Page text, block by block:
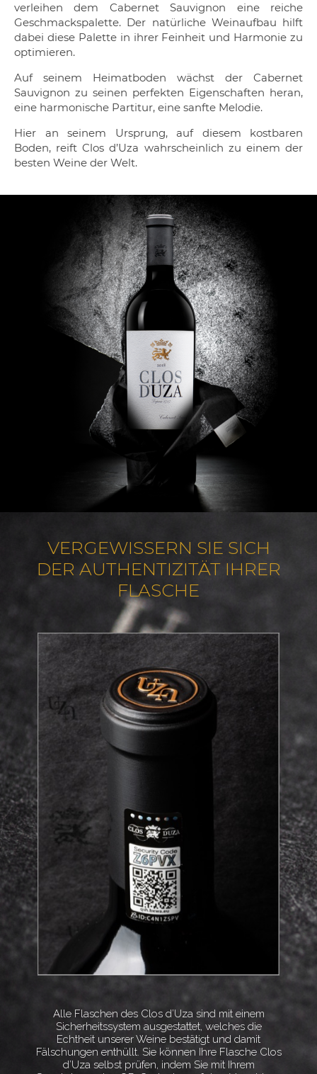
verleihen dem Cabernet Sauvignon eine reiche
Geschmackspalette. Der natürliche Weinaufbau hilft
dabei diese Palette in ihrer Feinheit und Harmonie zu
optimieren.
Auf seinem Heimatboden wächst der Cabernet
Sauvignon zu seinen perfekten Eigenschaften heran,
eine harmonische Partitur, eine sanfte Melodie.
Hier an seinem Ursprung, auf diesem kostbaren
Boden, reift Clos d’Uza wahrscheinlich zu einem der
besten Weine der Welt.
VERGEWISSERN SIE SICH
DER AUTHENTIZITÄT IHRER
FLASCHE
Alle Flaschen des Clos d’Uza sind mit einem
Sicherheitssystem ausgestattet, welches die
Echtheit unserer Weine bestätigt und damit
Fälschungen enthüllt. Sie können Ihre Flasche Clos
d’Uza selbst prüfen, indem Sie mit Ihrem